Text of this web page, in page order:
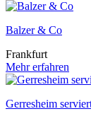
Balzer & Co
Frankfurt
Mehr erfahren
Gerresheim